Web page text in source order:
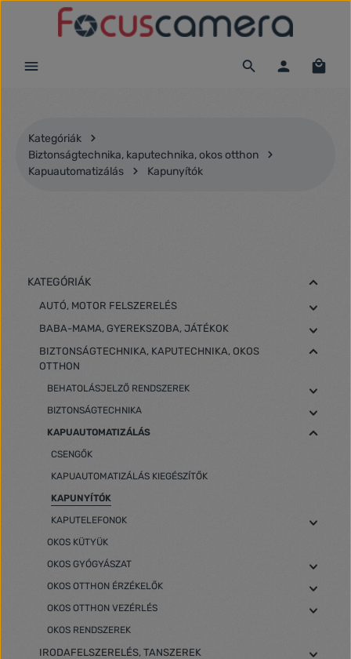
Ugrás a fő tartalomra
Kategóriák
Biztonságtechnika, kaputechnika, okos otthon
Kapuautomatizálás
Kapunyítók
KATEGÓRIÁK
AUTÓ, MOTOR FELSZERELÉS
BABA-MAMA, GYEREKSZOBA, JÁTÉKOK
BIZTONSÁGTECHNIKA, KAPUTECHNIKA, OKOS
OTTHON
BEHATOLÁSJELZŐ RENDSZEREK
BIZTONSÁGTECHNIKA
KAPUAUTOMATIZÁLÁS
CSENGŐK
KAPUAUTOMATIZÁLÁS KIEGÉSZÍTŐK
KAPUNYÍTÓK
KAPUTELEFONOK
OKOS KÜTYÜK
OKOS GYÓGYÁSZAT
OKOS OTTHON ÉRZÉKELŐK
OKOS OTTHON VEZÉRLÉS
OKOS RENDSZEREK
IRODAFELSZERELÉS, TANSZEREK